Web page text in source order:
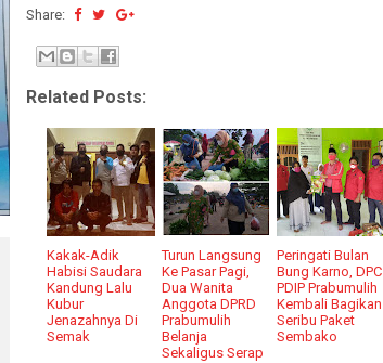
Share:
Related Posts:
Kakak-Adik
Habisi Saudara
Kandung Lalu
Kubur
Jenazahnya Di
Semak
Turun Langsung
Ke Pasar Pagi,
Dua Wanita
Anggota DPRD
Prabumulih
Belanja
Sekaligus Serap
Peringati Bulan
Bung Karno, DPC
PDIP Prabumulih
Kembali Bagikan
Seribu Paket
Sembako